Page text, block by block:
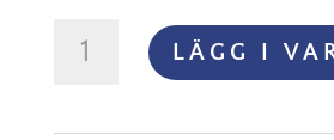
Series
LÄGG I